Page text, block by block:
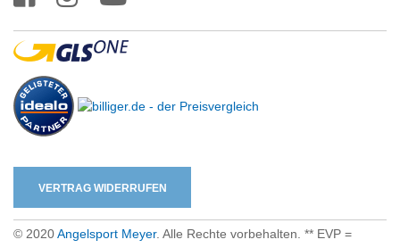
VERTRAG WIDERRUFEN
© 2020Angelsport Meyer. Alle Rechte vorbehalten. ** EVP =